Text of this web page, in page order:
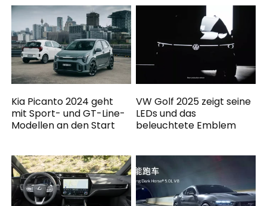
Kia Picanto 2024 geht
mit Sport- und GT-Line-
Modellen an den Start
VW Golf 2025 zeigt seine
LEDs und das
beleuchtete Emblem